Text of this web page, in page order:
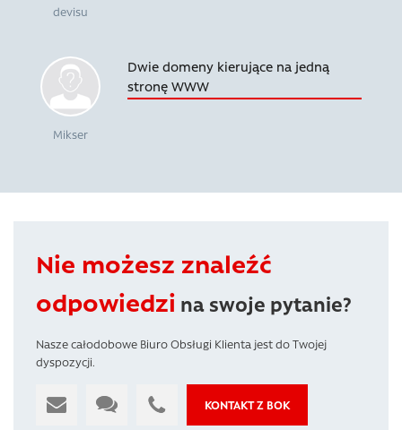
devisu
Mikser
Dwie domeny kierujące na jedną
stronę WWW
Nie możesz znaleźć
odpowiedzi na swoje pytanie?
Nasze całodobowe Biuro Obsługi Klienta jest do Twojej
dyspozycji.
KONTAKT Z BOK